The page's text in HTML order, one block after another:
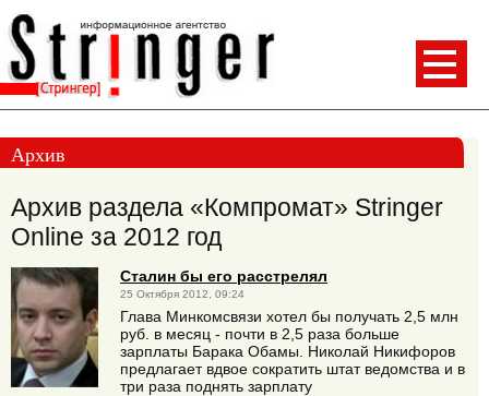
Архив
Архив раздела «Компромат» Stringer
Online за 2012 год
Сталин бы его расстрелял
25 Октября 2012, 09:24
Глава Минкомсвязи хотел бы получать 2,5 млн
руб. в месяц - почти в 2,5 раза больше
зарплаты Барака Обамы. Николай Никифоров
предлагает вдвое сократить штат ведомства и в
три раза поднять зарплату